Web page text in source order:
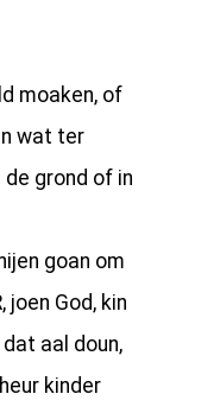
moaken, of
wat ter
de grond of in
goan om
joen God, kin
aal doun,
kinder